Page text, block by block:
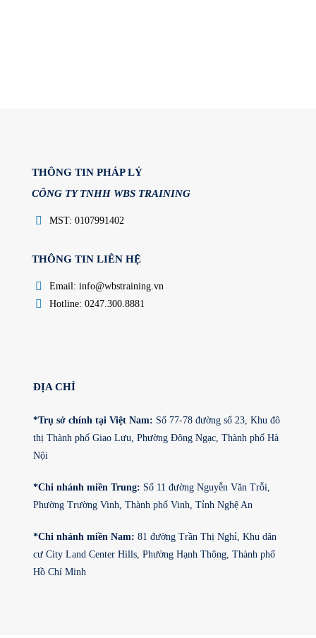
THÔNG TIN PHÁP LÝ
CÔNG TY TNHH WBS TRAINING
MST: 0107991402
THÔNG TIN LIÊN HỆ
Email: info@wbstraining.vn
Hotline: 0247.300.8881
ĐỊA CHỈ
*Trụ sở chính tại Việt Nam: Số 77-78 đường số 23, Khu đô
thị Thành phố Giao Lưu, Phường Đông Ngạc, Thành phố Hà
Nội
*Chi nhánh miền Trung: Số 11 đường Nguyễn Văn Trỗi,
Phường Trường Vinh, Thành phố Vinh, Tỉnh Nghệ An
*Chi nhánh miền Nam: 81 đường Trần Thị Nghỉ, Khu dân
cư City Land Center Hills, Phường Hạnh Thông, Thành phố
Hồ Chí Minh